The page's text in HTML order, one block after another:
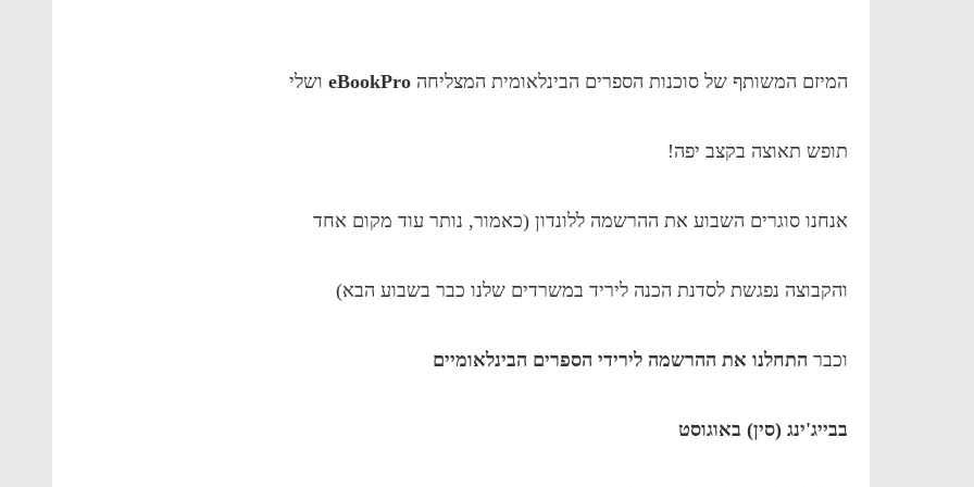
המיזם המשותף של סוכנות הספרים הבינלאומית המצליחה ושלי
תופש תאוצה בקצב יפה!
אנחנו סוגרים השבוע את ההרשמה ללונדון (כאמור, נותר עוד מקום אחד
והקבוצה נפגשת לסדנת הכנה ליריד במשרדים שלנו כבר בשבוע הבא)
וכבר התחלנו את ההרשמה לירידי הספרים הבינלאומיים
בבייג'ינג (סין) באוגוסט